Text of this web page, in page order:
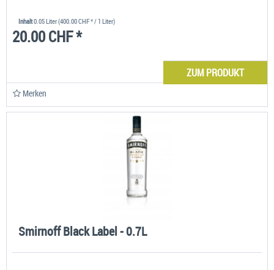
Inhalt0.05 Liter(400.00 CHF * / 1 Liter)
20.00 CHF *
ZUM PRODUKT
Merken
Smirnoff Black Label - 0.7L